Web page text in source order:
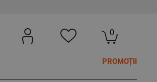
0
PROMOȚII